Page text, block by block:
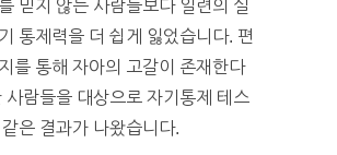
믿지 않는 사람들보다 일련의 실
통제력을 더 쉽게 잃었습니다. 편
를 통해 자아의 고갈이 존재한다
사람들을 대상으로 자기통제 테스
은 결과가 나왔습니다.